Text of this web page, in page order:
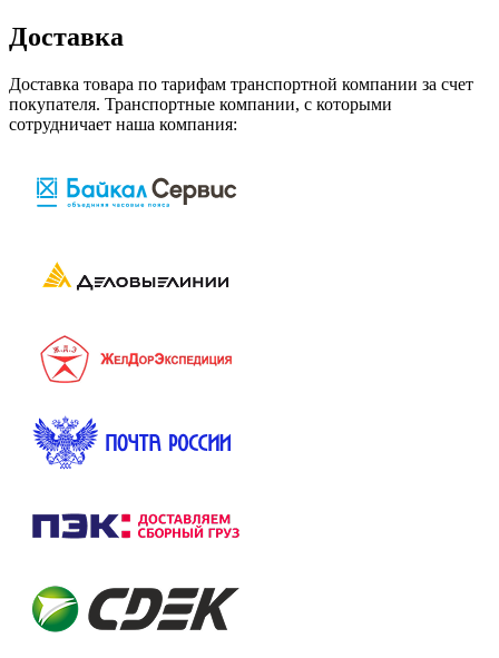
Доставка
Доставка товара по тарифам транспортной компании за счет
покупателя. Транспортные компании, с которыми
сотрудничает наша компания: